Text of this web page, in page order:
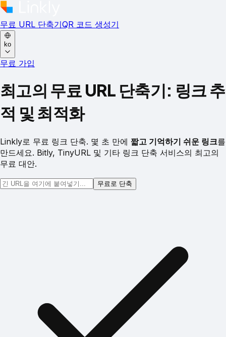
무료 URL 단축기QR 코드 생성기
ko
무료 가입
최고의 무료 URL 단축기: 링크 추
적 및 최적화
Linkly로 무료 링크 단축. 몇 초 만에 짧고 기억하기 쉬운 링크를
만드세요. Bitly, TinyURL 및 기타 링크 단축 서비스의 최고의
무료 대안.
무료로 단축